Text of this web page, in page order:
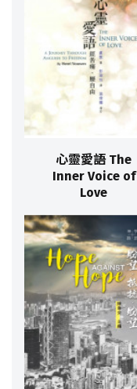
心靈愛語 The
Inner Voice of
Love